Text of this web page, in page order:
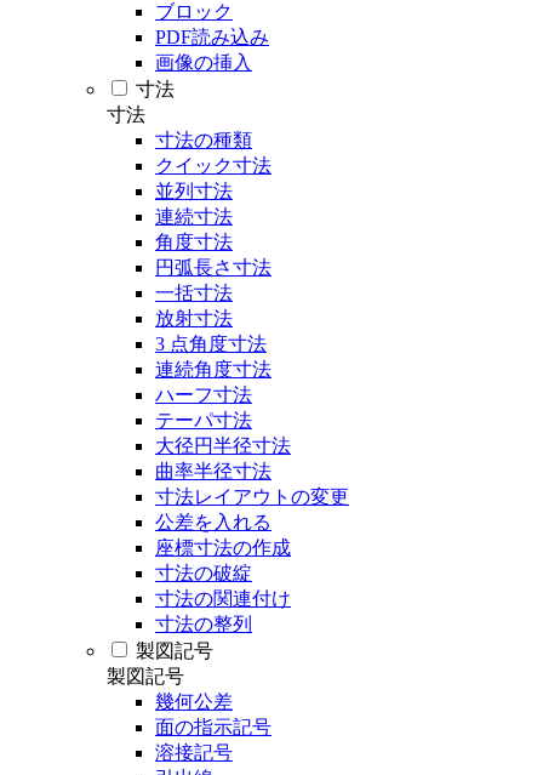
ブロック
PDF読み込み
画像の挿入
寸法
寸法
寸法の種類
クイック寸法
並列寸法
連続寸法
角度寸法
円弧長さ寸法
一括寸法
放射寸法
3 点角度寸法
連続角度寸法
ハーフ寸法
テーパ寸法
大径円半径寸法
曲率半径寸法
寸法レイアウトの変更
公差を入れる
座標寸法の作成
寸法の破綻
寸法の関連付け
寸法の整列
製図記号
製図記号
幾何公差
面の指示記号
溶接記号